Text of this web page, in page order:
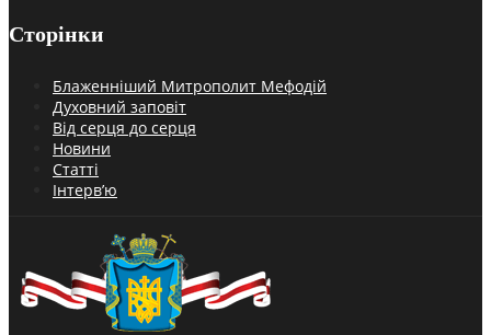
Сторінки
Блаженніший Митрополит Мефодій
Духовний заповіт
Від серця до серця
Новини
Статті
Інтерв’ю